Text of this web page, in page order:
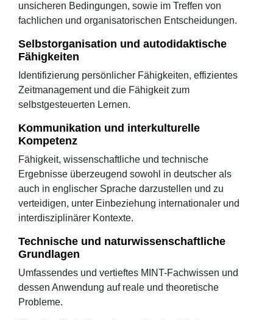
unsicheren Bedingungen, sowie im Treffen von
fachlichen und organisatorischen Entscheidungen.
Selbstorganisation und autodidaktische
Fähigkeiten
Identifizierung persönlicher Fähigkeiten, effizientes
Zeitmanagement und die Fähigkeit zum
selbstgesteuerten Lernen.
Kommunikation und interkulturelle
Kompetenz
Fähigkeit, wissenschaftliche und technische
Ergebnisse überzeugend sowohl in deutscher als
auch in englischer Sprache darzustellen und zu
verteidigen, unter Einbeziehung internationaler und
interdisziplinärer Kontexte.
Technische und naturwissenschaftliche
Grundlagen
Umfassendes und vertieftes MINT-Fachwissen und
dessen Anwendung auf reale und theoretische
Probleme.